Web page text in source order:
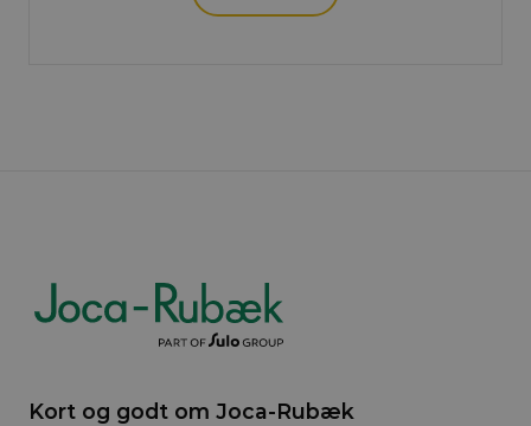
Kort og godt om Joca-Rubæk